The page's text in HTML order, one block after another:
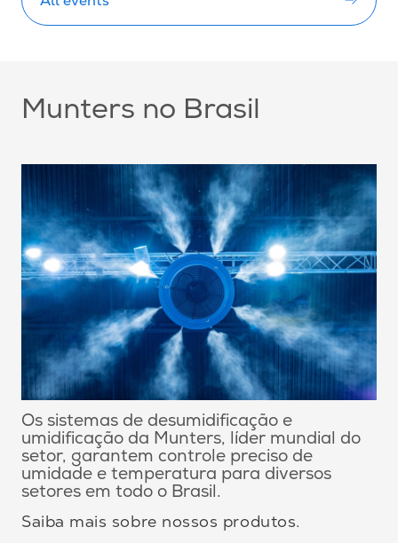
Munters no Brasil
Os sistemas de desumidificação e
umidificação da Munters, líder mundial do
setor, garantem controle preciso de
umidade e temperatura para diversos
setores em todo o Brasil.
Saiba mais sobre nossos produtos.